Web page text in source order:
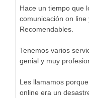
Hace un tiempo que
comunicación on line
Recomendables.
Tenemos varios
genial y muy
Les llamamos
online era un